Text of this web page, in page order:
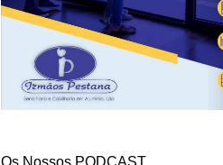
Os Nossos PODCAST